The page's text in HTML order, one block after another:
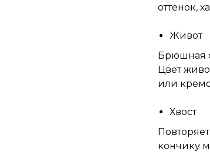
оттенок,
Живот
Брюшная
Цвет
или
Хвост
кончику